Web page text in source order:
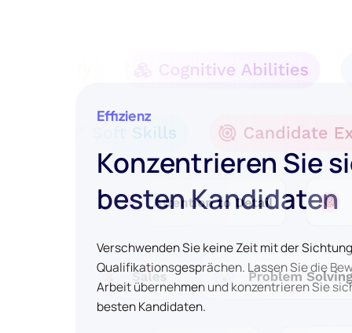
Effizienz
Konzentrieren Sie
besten Kandidaten
Verschwenden Sie keine Zeit mit der
Qualifikationsgesprächen. Lassen Sie die
Arbeit übernehmen und konzentrieren Sie
besten Kandidaten.